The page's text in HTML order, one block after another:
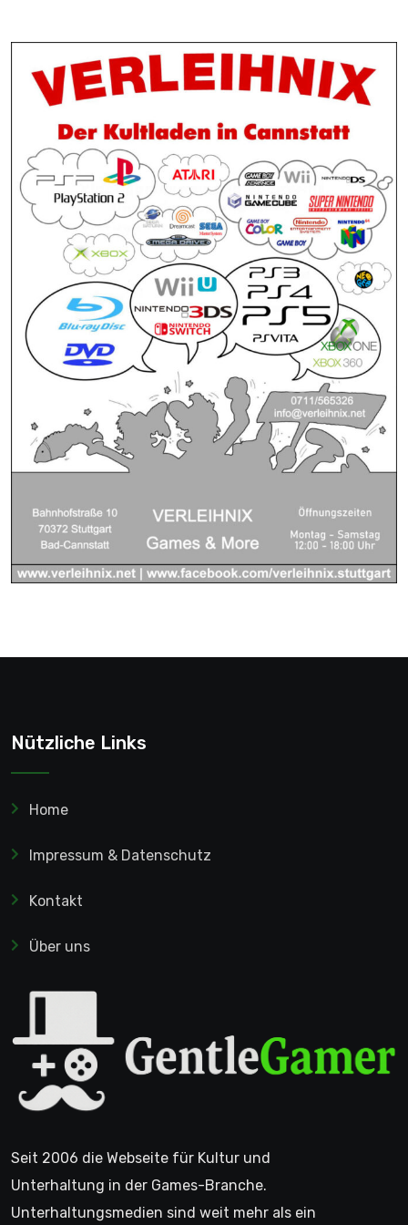
Nützliche Links
Home
Impressum & Datenschutz
Kontakt
Über uns
Seit 2006 die Webseite für Kultur und
Unterhaltung in der Games-Branche.
Unterhaltungsmedien sind weit mehr als ein